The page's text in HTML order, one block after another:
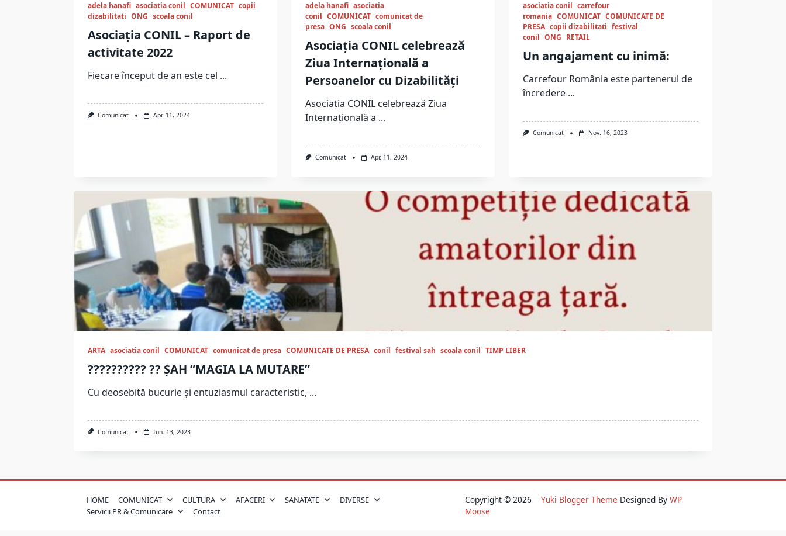
adela hanafi asociatia conil COMUNICAT copii
dizabilitati ONG scoala conil
Asociația CONIL – Raport de
activitate 2022
Fiecare început de an este cel ...
Comunicat Apr. 11, 2024
adela hanafi asociatia
conil COMUNICAT comunicat de
presa ONG scoala conil
Asociația CONIL celebrează
Ziua Internațională a
Persoanelor cu Dizabilități
Asociația CONIL celebrează Ziua
Internațională a ...
Comunicat Apr. 11, 2024
asociatia conil carrefour
romania COMUNICAT COMUNICATE DE
PRESA copii dizabilitati festival
conil ONG RETAIL
Un angajament cu inimă:
Carrefour România este partenerul de
încredere ...
Comunicat Nov. 16, 2023
ARTA asociatia conil COMUNICAT comunicat de presa COMUNICATE DE PRESA conil festival sah scoala conil TIMP LIBER
?????????? ?? ȘAH ”MAGIA LA MUTARE”
Cu deosebită bucurie și entuziasmul caracteristic, ...
Comunicat Iun. 13, 2023
HOME COMUNICAT CULTURA AFACERI SANATATE
DIVERSE
Servicii PR & Comunicare
Contact
Copyright © 2026Yuki Blogger Theme Designed ByWP
Moose